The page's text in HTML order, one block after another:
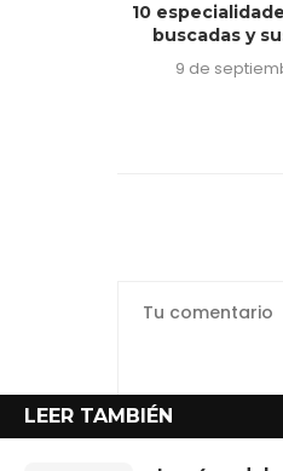
10
buscadas y
9 de
LEER TAMBIÉN